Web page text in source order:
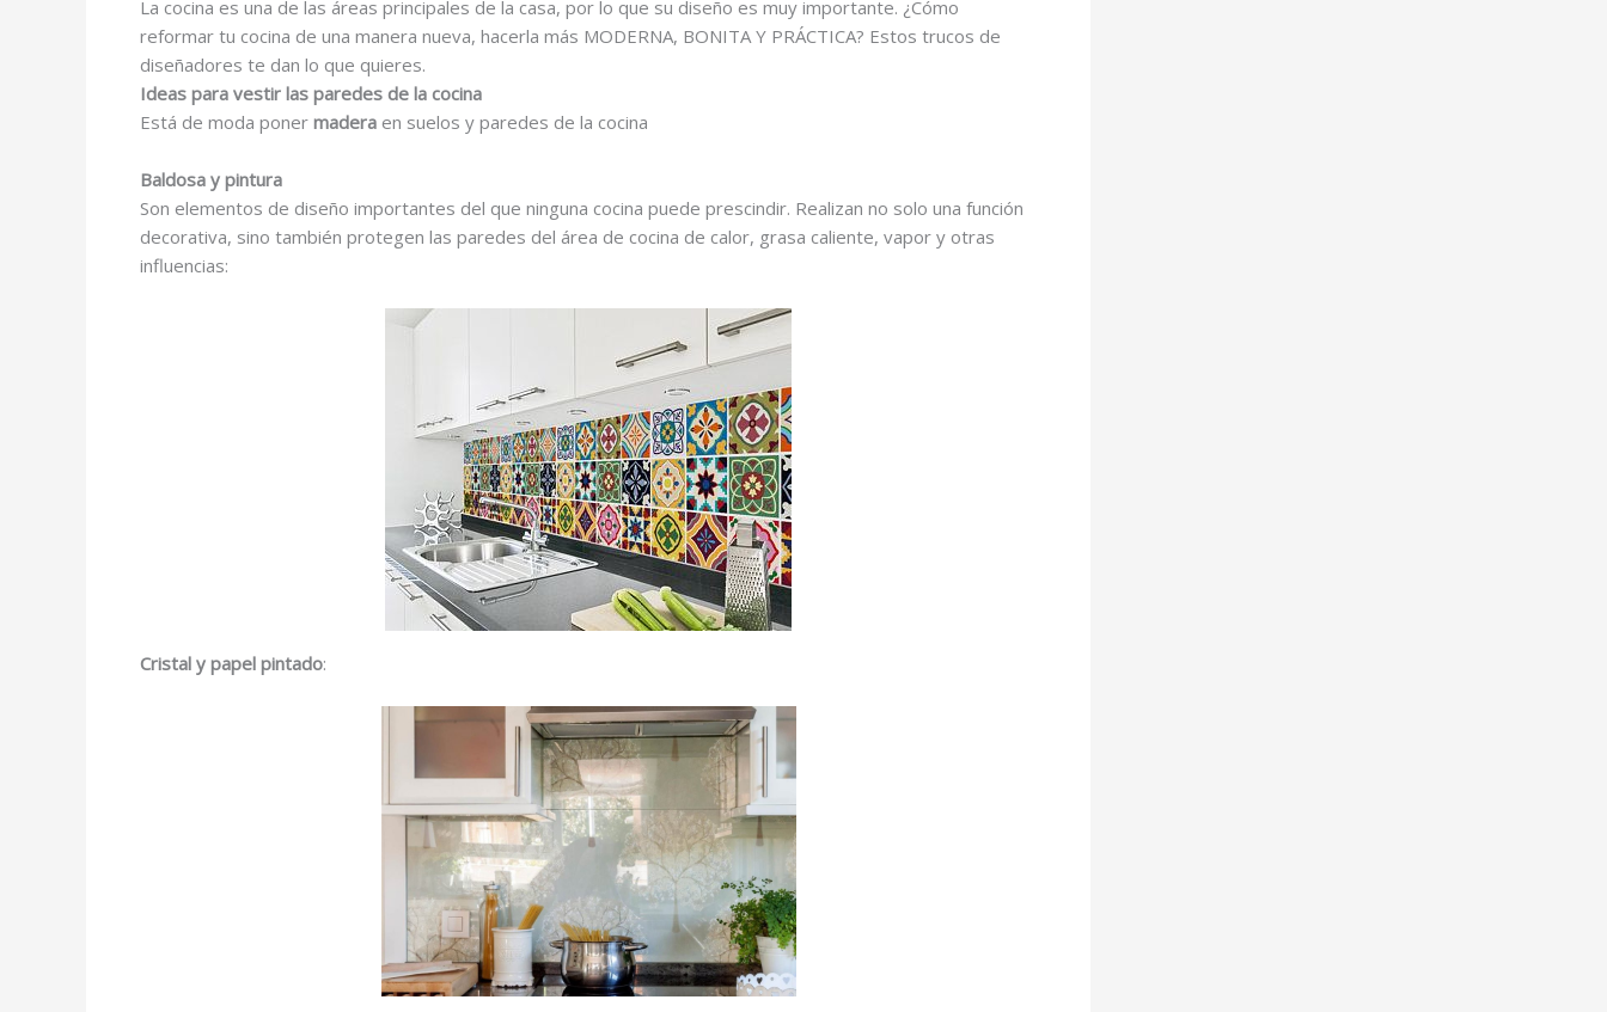
La cocina es una de las áreas principales de la casa, por lo que su diseño es muy importante. ¿Cómo
reformar tu cocina de una manera nueva, hacerla más MODERNA, BONITA Y PRÁCTICA? Estos trucos de
diseñadores te dan lo que quieres.
Ideas para vestir las paredes de la cocina
Está de moda poner madera en suelos y paredes de la cocina
Baldosa y pintura
Son elementos de diseño importantes del que ninguna cocina puede prescindir. Realizan no solo una función
decorativa, sino también protegen las paredes del área de cocina de calor, grasa caliente, vapor y otras
influencias:
Cristal y papel pintado: